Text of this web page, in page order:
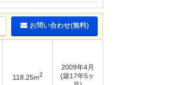
お問い合わせ(無料)
118.25m2
2009年4月
(築17年5ヶ